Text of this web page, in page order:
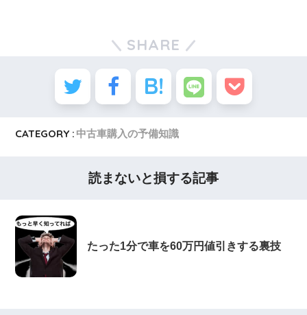
SHARE
CATEGORY : 中古車購入の予備知識
読まないと損する記事
たった1分で車を60万円値引きする裏技